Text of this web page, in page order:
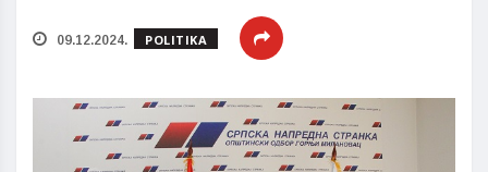
09.12.2024. POLITIKA